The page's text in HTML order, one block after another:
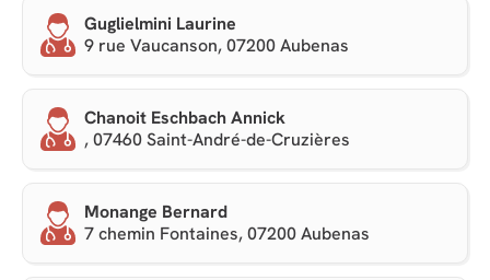
Guglielmini Laurine
9 rue Vaucanson, 07200 Aubenas
Chanoit Eschbach Annick
, 07460 Saint-André-de-Cruzières
Monange Bernard
7 chemin Fontaines, 07200 Aubenas